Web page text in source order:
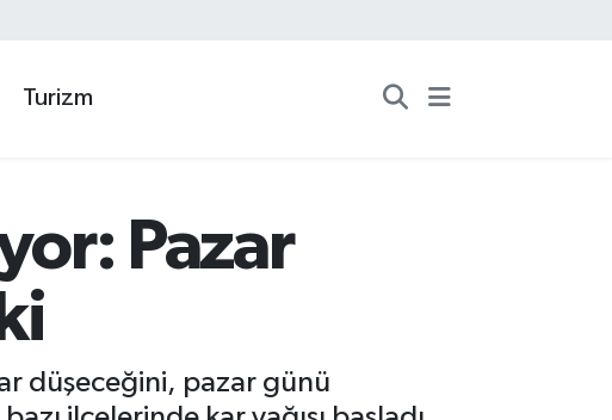
Turizm
Pazar
düşeceğini, pazar günü